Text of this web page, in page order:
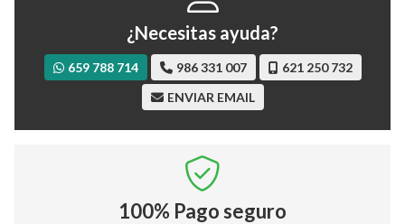
¿Necesitas ayuda?
659 788 714 986 331 007
621 250 732
ENVIAR EMAIL
100% Pago seguro